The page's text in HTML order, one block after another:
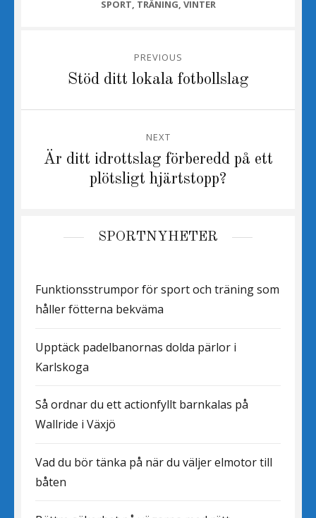
CATEGORIES
SPORT, TRÄNING, VINTER
PREVIOUS
Stöd ditt lokala fotbollslag
NEXT
NextÄr ditt idrottslag förberedd på ett
plötsligt hjärtstopp?
SPORTNYHETER
Funktionsstrumpor för sport och träning som
håller fötterna bekväma
Upptäck padelbanornas dolda pärlor i
Karlskoga
Så ordnar du ett actionfyllt barnkalas på
Wallride i Växjö
Vad du bör tänka på när du väljer elmotor till
båten